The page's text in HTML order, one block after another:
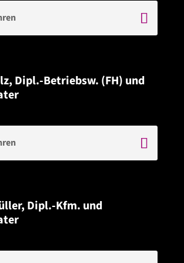
Dipl.-Betriebsw. (FH) und
Dipl.-Kfm. und